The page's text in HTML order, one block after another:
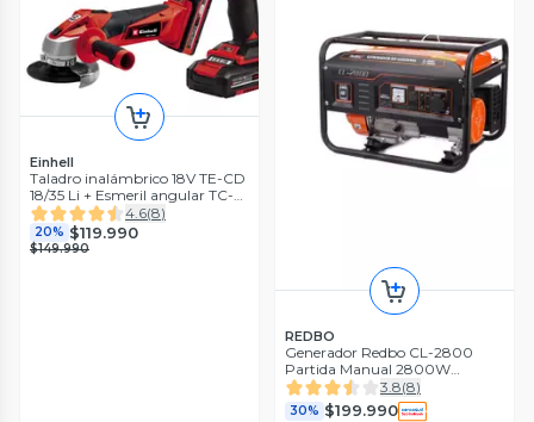
Einhell
Taladro inalámbrico 18V TE-CD
18/35 Li + Esmeril angular TC-
AG 18/115 Li
4.6(8)
20% $119.990
$149.990
REDBO
Generador Redbo CL-2800
Partida Manual 2800W
Profesional
3.8(8)
30% $199.990